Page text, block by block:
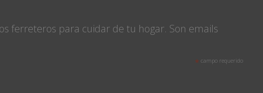
ferreteros para cuidar de tu hogar. Son emails
* campo requerido